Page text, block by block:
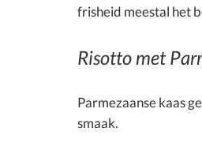
frisheid meestal het
Risotto met
Parmezaanse kaas
smaak.